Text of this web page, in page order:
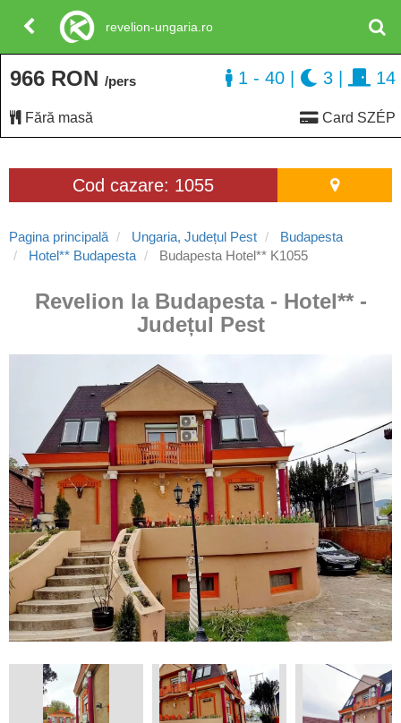
Cod cazare: 1055
Pagina principală Ungaria, Județul Pest
Budapesta
Hotel** Budapesta
Budapesta Hotel** K1055
Revelion la Budapesta - Hotel** -
Județul Pest
966 RON /pers
Fără masă Card SZÉP
1 - 40 3 14
revelion-ungaria.ro